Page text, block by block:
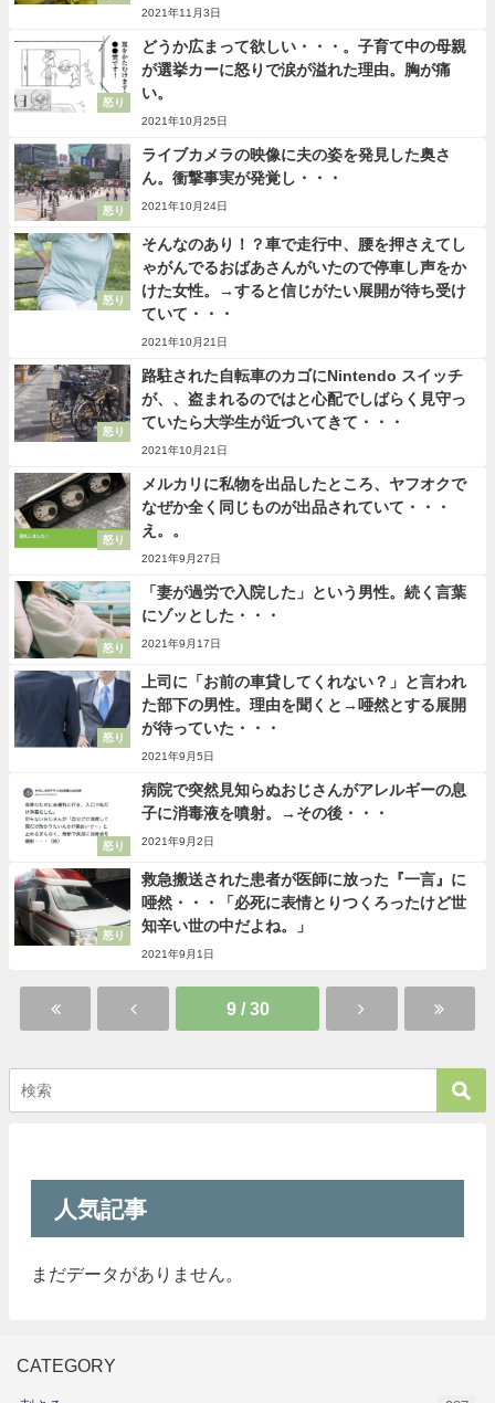
2021年11月3日
怒り
どうか広まって欲しい・・・。子育て中の母親
が選挙カーに怒りで涙が溢れた理由。胸が痛
い。
2021年10月25日
怒り
ライブカメラの映像に夫の姿を発見した奥さ
ん。衝撃事実が発覚し・・・
2021年10月24日
怒り
そんなのあり！？車で走行中、腰を押さえてし
ゃがんでるおばあさんがいたので停車し声をか
けた女性。→すると信じがたい展開が待ち受け
ていて・・・
2021年10月21日
怒り
路駐された自転車のカゴにNintendo スイッチ
が、、盗まれるのではと心配でしばらく見守っ
ていたら大学生が近づいてきて・・・
2021年10月21日
怒り
メルカリに私物を出品したところ、ヤフオクで
なぜか全く同じものが出品されていて・・・
え。。
2021年9月27日
怒り
「妻が過労で入院した」という男性。続く言葉
にゾッとした・・・
2021年9月17日
怒り
上司に「お前の車貸してくれない？」と言われ
た部下の男性。理由を聞くと→唖然とする展開
が待っていた・・・
2021年9月5日
怒り
病院で突然見知らぬおじさんがアレルギーの息
子に消毒液を噴射。→その後・・・
2021年9月2日
怒り
救急搬送された患者が医師に放った『一言』に
唖然・・・「必死に表情とりつくろったけど世
知辛い世の中だよね。」
2021年9月1日
9 / 30
人気記事
まだデータがありません。
CATEGORY